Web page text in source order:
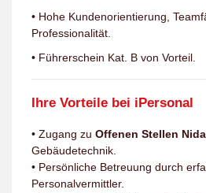
• Hohe Kundenorientierung,
Professionalität.
• Führerschein Kat. B von Vorteil.
Ihre Vorteile bei iPersonal
• Zugang zu Offenen Stellen
Gebäudetechnik.
• Persönliche Betreuung durch
Personalvermittler.